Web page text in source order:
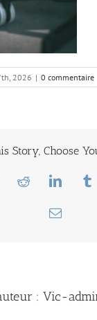
2026 | 0 commentaire
Story, Choose
RedditLinkedIn
Email
: Vic-